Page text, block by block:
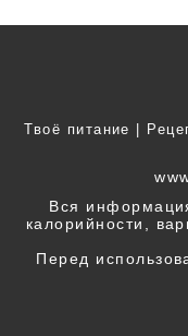
Твоё питание |
Вся
калорийности,
Перед